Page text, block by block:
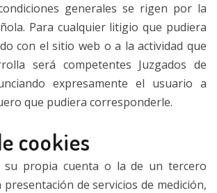
generales se rigen por la
Para cualquier litigio que pudiera
con el sitio web o a la actividad que
será competentes Juzgados de
expresamente el usuario a
que pudiera corresponderle.
cookies
su propia cuenta o la de un tercero
de servicios de medición,